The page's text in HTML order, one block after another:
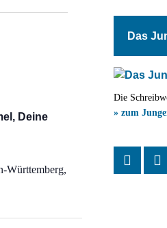
Ansichten,
Navigation
Navigation
Deine
Württemberg,
Das
Die
» zum